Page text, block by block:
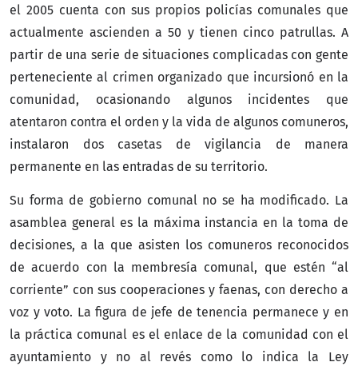
el 2005 cuenta con sus propios policías comunales que
actualmente ascienden a 50 y tienen cinco patrullas. A
partir de una serie de situaciones complicadas con gente
perteneciente al crimen organizado que incursionó en la
comunidad, ocasionando algunos incidentes que
atentaron contra el orden y la vida de algunos comuneros,
instalaron dos casetas de vigilancia de manera
permanente en las entradas de su territorio.
Su forma de gobierno comunal no se ha modificado. La
asamblea general es la máxima instancia en la toma de
decisiones, a la que asisten los comuneros reconocidos
de acuerdo con la membresía comunal, que estén “al
corriente” con sus cooperaciones y faenas, con derecho a
voz y voto. La figura de jefe de tenencia permanece y en
la práctica comunal es el enlace de la comunidad con el
ayuntamiento y no al revés como lo indica la Ley